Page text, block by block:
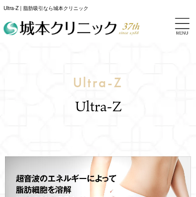
Ultra-Z | 脂肪吸引なら城本クリニック
Ultra-Z
Ultra-Z